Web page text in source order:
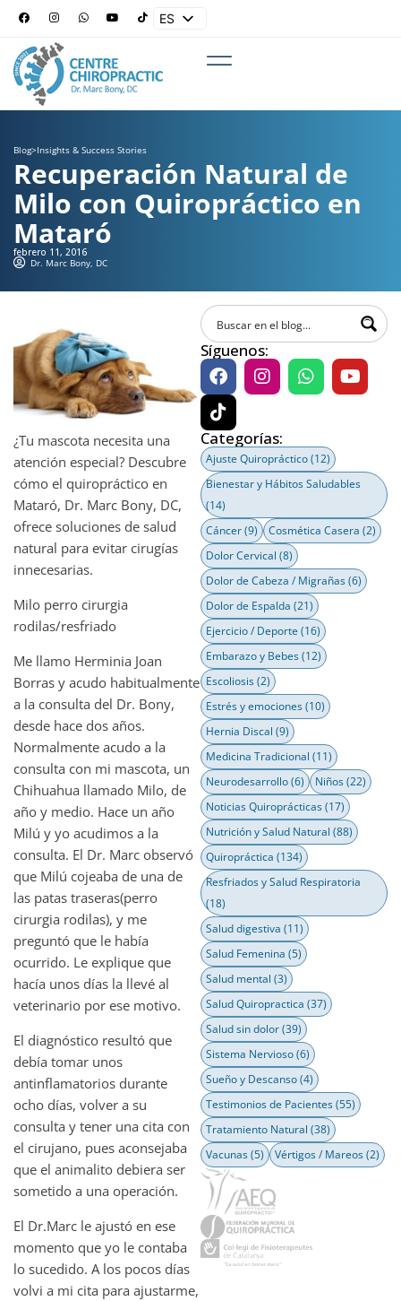
ES
Blog>Insights & Success Stories
Recuperación Natural de
Milo con Quiropráctico en
Mataró
febrero 11, 2016
Dr. Marc Bony, DC
¿Tu mascota necesita una
atención especial? Descubre
cómo el quiropráctico en
Mataró, Dr. Marc Bony, DC,
ofrece soluciones de salud
natural para evitar cirugías
innecesarias.
Milo perro cirurgia
rodilas/resfriado
Me llamo Herminia Joan
Borras y acudo habitualmente
a la consulta del Dr. Bony,
desde hace dos años.
Normalmente acudo a la
consulta con mi mascota, un
Chihuahua llamado Milo, de
año y medio. Hace un año
Milú y yo acudimos a la
consulta. El Dr. Marc observó
que Milú cojeaba de una de
las patas traseras(perro
cirurgia rodilas), y me
preguntó que le había
ocurrido. Le explique que
hacía unos días la llevé al
veterinario por ese motivo.
El diagnóstico resultó que
debía tomar unos
antinflamatorios durante
ocho días, volver a su
consulta y tener una cita con
el cirujano, pues aconsejaba
que el animalito debiera ser
sometido a una operación.
El Dr.Marc le ajustó en ese
momento que yo le contaba
lo sucedido. A los pocos días
volvi a mi cita para ajustarme,
Síguenos:
Categorías:
Ajuste Quiropráctico(12)
Bienestar y Hábitos Saludables
(14)
Cáncer(9) Cosmética Casera (2)
Dolor Cervical (8)
Dolor de Cabeza / Migrañas(6)
Dolor de Espalda (21)
Ejercicio / Deporte (16)
Embarazo y Bebes(12)
Escoliosis(2)
Estrés y emociones(10)
Hernia Discal (9)
Medicina Tradicional (11)
Neurodesarrollo(6) Niños(22)
Noticias Quiroprácticas(17)
Nutrición y Salud Natural (88)
Quiropráctica (134)
Resfriados y Salud Respiratoria
(18)
Salud digestiva (11)
Salud Femenina (5)
Salud mental (3)
Salud Quiropractica (37)
Salud sin dolor(39)
Sistema Nervioso(6)
Sueño y Descanso(4)
Testimonios de Pacientes(55)
Tratamiento Natural (38)
Vacunas(5) Vértigos / Mareos(2)